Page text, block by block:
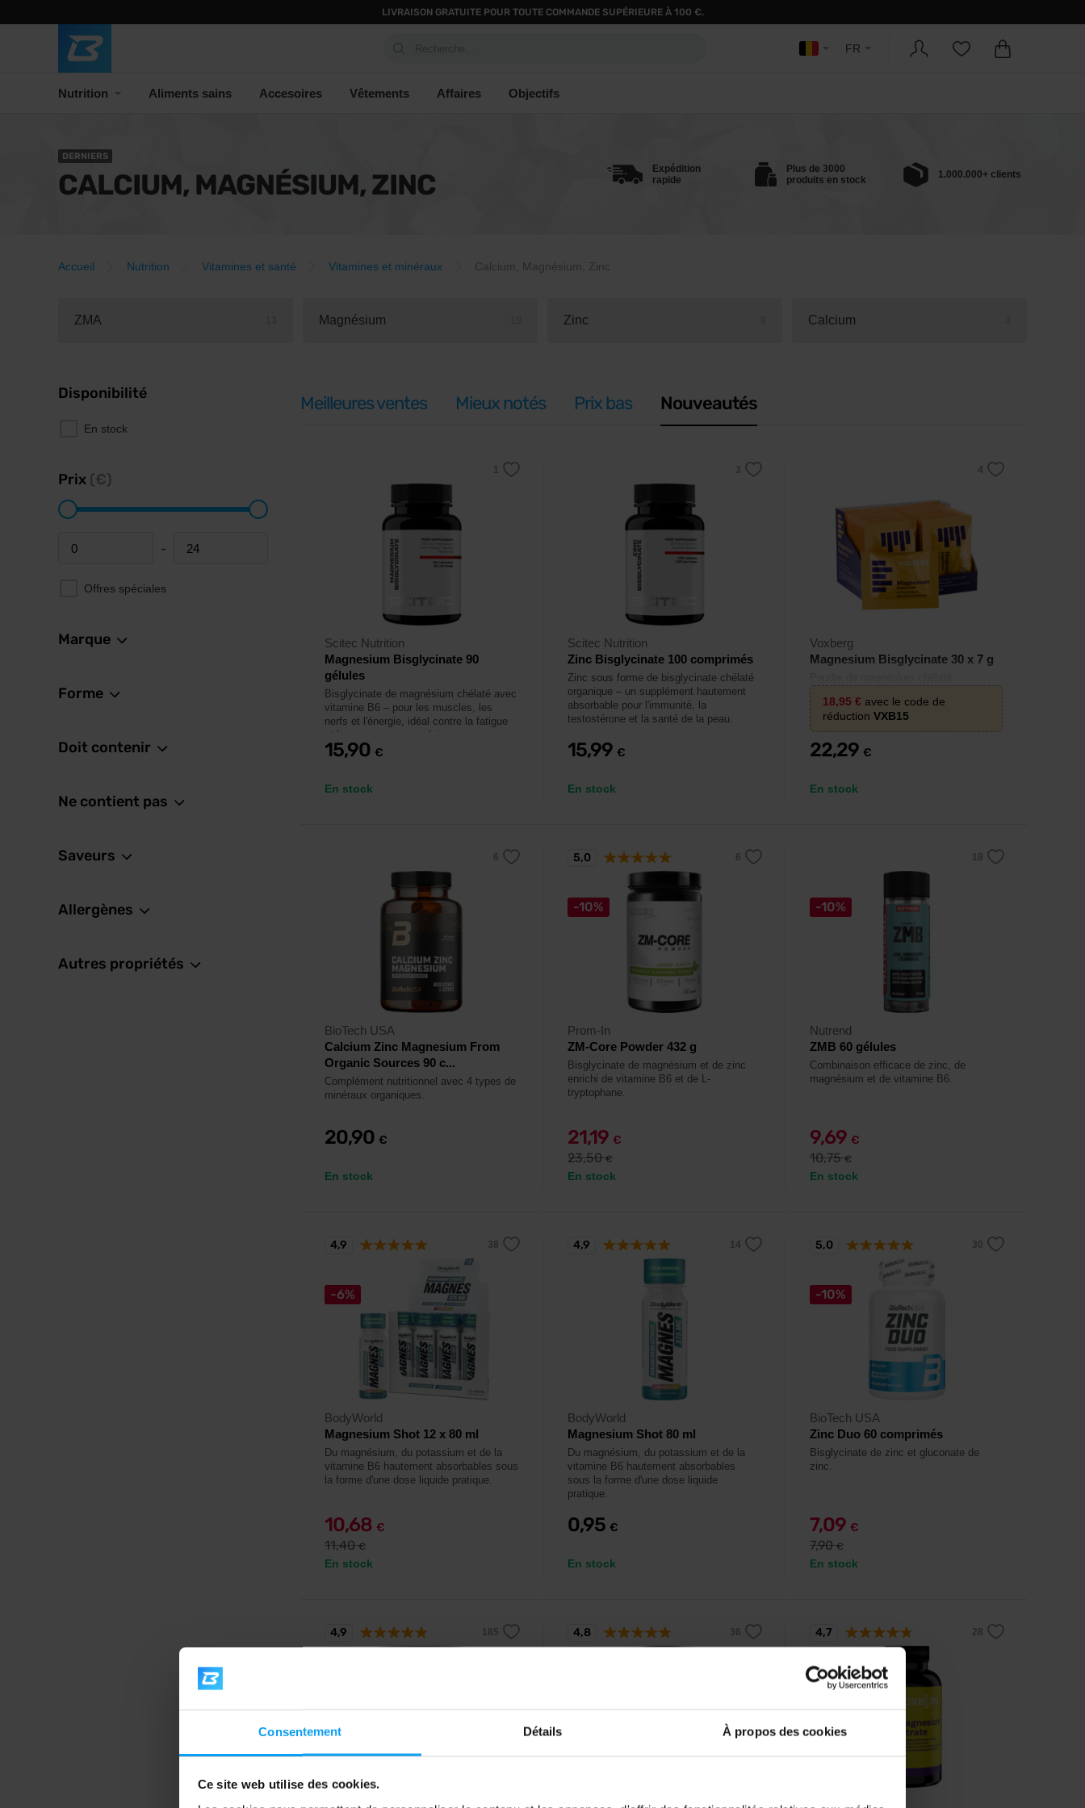
Consentement Détails À propos des cookies
Ce site web utilise des cookies.
LIVRAISON GRATUITE POUR TOUTE COMMANDE SUPÉRIEURE À 100 €.
FR
Nutrition Aliments sains Accesoires Vêtements Affaires Objectifs
DERNIERS
CALCIUM, MAGNÉSIUM, ZINC
Expédition
rapide
Plus de 3000
produits en stock
1.000.000+ clients
Accueil Nutrition Vitamines et santé Vitamines et minéraux Calcium, Magnésium, Zinc
ZMA Magnésium Zinc Calcium
Disponibilité
En stock
Prix (€)
Minimum price -
Maximum price
Offres spéciales
Marque
Forme
Doit contenir
Ne contient pas
Saveurs
Allergènes
Autres propriétés
Meilleures ventes Mieux notés Prix bas Nouveautés
Scitec Nutrition
Magnesium Bisglycinate 90
gélules
Bisglycinate de magnésium chélaté avec
vitamine B6 – pour les muscles, les
nerfs et l'énergie, idéal contre la fatigue
et les crampes musculaires.
15,90 €
En stock
Scitec Nutrition
Zinc Bisglycinate 100 comprimés
Zinc sous forme de bisglycinate chélaté
organique – un supplément hautement
absorbable pour l'immunité, la
testostérone et la santé de la peau.
15,99 €
En stock
Voxberg
Magnesium Bisglycinate 30 x 7 g
aromatisée.
18,95 €
réduction VXB15
22,29 €
En stock
BioTech USA
Calcium Zinc Magnesium From
Organic Sources 90 c...
Complément nutritionnel avec 4 types de
minéraux organiques.
20,90 €
En stock
-10%
Prom-In
ZM-Core Powder 432 g
Bisglycinate de magnésium et de zinc
enrichi de vitamine B6 et de L-
tryptophane.
21,19 €
23,50€
En stock
5,0
-10%
Nutrend
ZMB 60 gélules
Combinaison efficace de zinc, de
magnésium et de vitamine B6.
9,69 €
10,75€
En stock
-6%
BodyWorld
Magnesium Shot 12 x 80 ml
Du magnésium, du potassium et de la
vitamine B6 hautement absorbables sous
la forme d'une dose liquide pratique.
10,68 €
11,40€
En stock
4,9
BodyWorld
Magnesium Shot 80 ml
Du magnésium, du potassium et de la
vitamine B6 hautement absorbables
sous la forme d'une dose liquide
pratique.
0,95 €
En stock
4,9
-10%
BioTech USA
Zinc Duo 60 comprimés
Bisglycinate de zinc et gluconate de
zinc.
7,09 €
7,90€
En stock
5,0
BodyWorld
4,9
Prom-In
4,8
Voxberg
4,7